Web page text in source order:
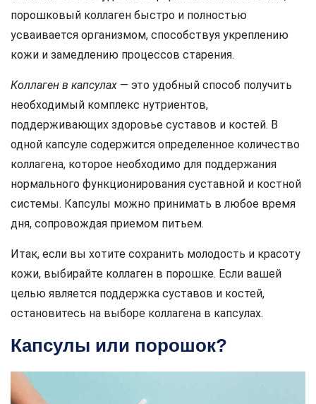
порошковый коллаген быстро и полностью
усваивается организмом, способствуя укреплению
кожи и замедлению процессов старения.
Коллаген в капсулах — это удобный способ получить
необходимый комплекс нутриентов,
поддерживающих здоровье суставов и костей. В
одной капсуле содержится определенное количество
коллагена, которое необходимо для поддержания
нормального функционирования суставной и костной
системы. Капсулы можно принимать в любое время
дня, сопровождая приемом питьем.
Итак, если вы хотите сохранить молодость и красоту
кожи, выбирайте коллаген в порошке. Если вашей
целью является поддержка суставов и костей,
остановитесь на выборе коллагена в капсулах.
Капсулы или порошок?